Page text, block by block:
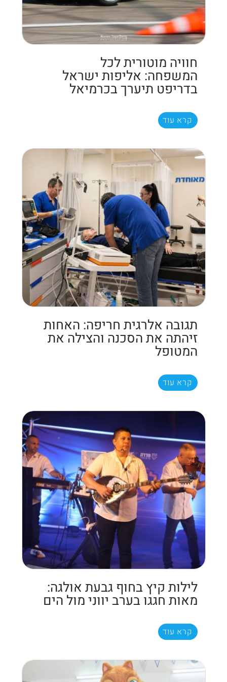
חוויה מוטורית לכל
המשפחה: אליפות ישראל
בדריפט תיערך בכרמיאל
קרא עוד
תגובה אלרגית חריפה: האחות
זיהתה את הסכנה והצילה את
המטופל
קרא עוד
לילות קיץ בחוף גבעת אולגה:
מאות חגגו בערב יווני מול הים
קרא עוד